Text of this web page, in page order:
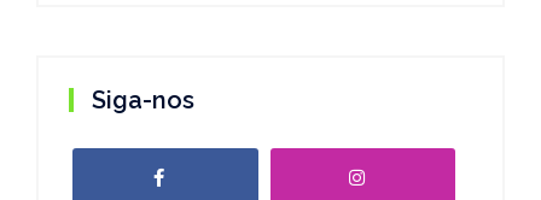
Siga-nos